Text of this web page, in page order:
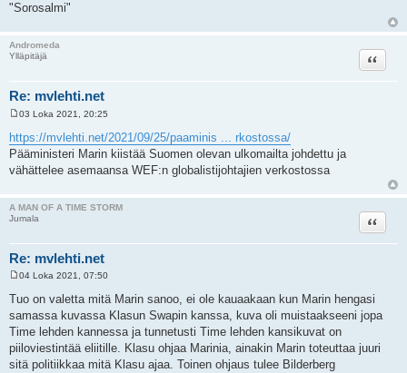
"Sorosalmi"
Andromeda
Ylläpitäjä
Re: mvlehti.net
Lainaa
i
e
s
t
i
03 Loka 2021, 20:25
https://mvlehti.net/2021/09/25/paaminis ... rkostossa/
Pääministeri Marin kiistää Suomen olevan ulkomailta johdettu ja
vähättelee asemaansa WEF:n globalistijohtajien verkostossa
A MAN OF A TIME STORM
Jumala
Re: mvlehti.net
Lainaa
e
s
i
04 Loka 2021, 07:50
Tuo on valetta mitä Marin sanoo, ei ole kauaakaan kun Marin hengasi
samassa kuvassa Klasun Swapin kanssa, kuva oli muistaakseeni jopa
Time lehden kannessa ja tunnetusti Time lehden kansikuvat on
piiloviestintää eliitille. Klasu ohjaa Marinia, ainakin Marin toteuttaa juuri
sitä politiikkaa mitä Klasu ajaa. Toinen ohjaus tulee Bilderberg